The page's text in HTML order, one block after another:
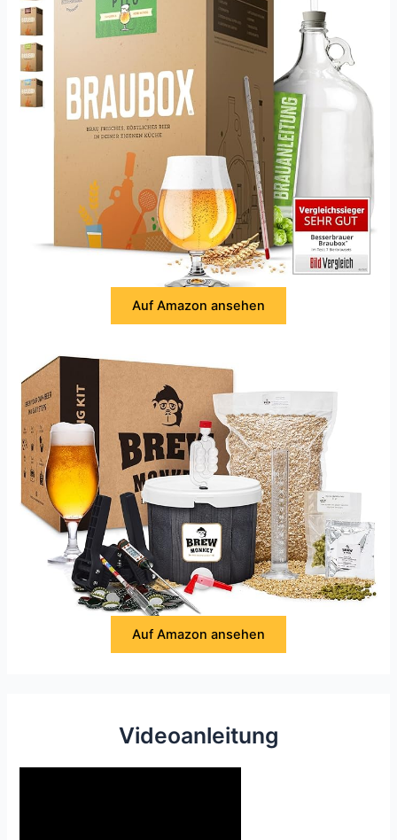
Auf Amazon ansehen
Auf Amazon ansehen
Videoanleitung